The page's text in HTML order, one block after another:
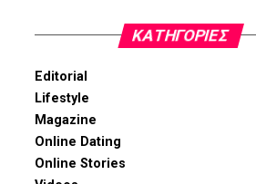
KΑΤΗΓΟΡΊΕΣ
Editorial
Lifestyle
Magazine
Online Dating
Online Stories